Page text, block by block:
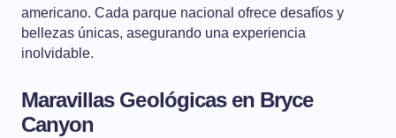
americano. Cada parque nacional ofrece desafíos y
bellezas únicas, asegurando una experiencia
inolvidable.
Maravillas Geológicas en Bryce
Canyon